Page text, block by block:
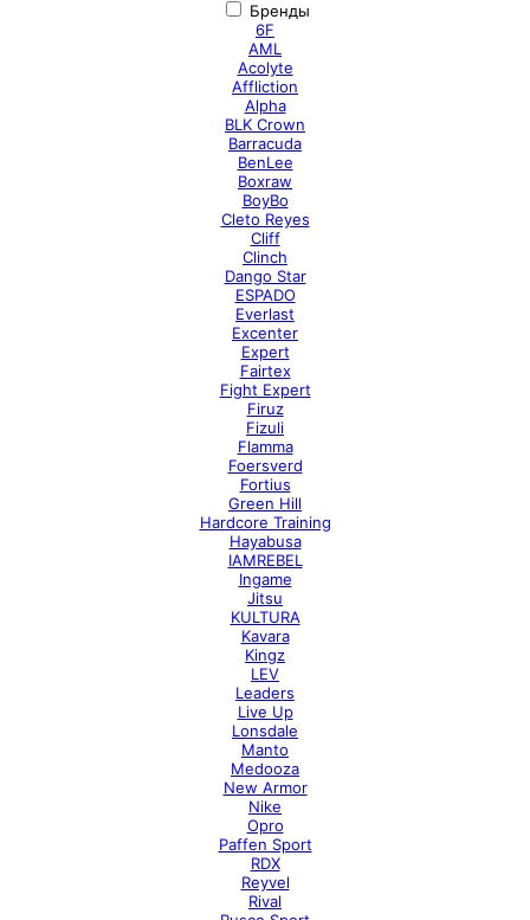
Бренды
6F
AML
Acolyte
Affliction
Alpha
BLK Crown
Barracuda
BenLee
Boxraw
BoyBo
Cleto Reyes
Cliff
Clinch
Dango Star
ESPADO
Everlast
Excenter
Expert
Fairtex
Fight Expert
Firuz
Fizuli
Flamma
Foersverd
Fortius
Green Hill
Hardcore Training
Hayabusa
IAMREBEL
Ingame
Jitsu
KULTURA
Kavara
Kingz
LEV
Leaders
Live Up
Lonsdale
Manto
Medooza
New Armor
Nike
Opro
Paffen Sport
RDX
Reyvel
Rival